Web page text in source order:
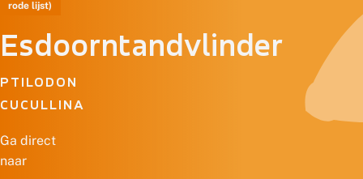
rode lijst)
Esdoorntandvlinder
PTILODON
CUCULLINA
Ga direct
naar